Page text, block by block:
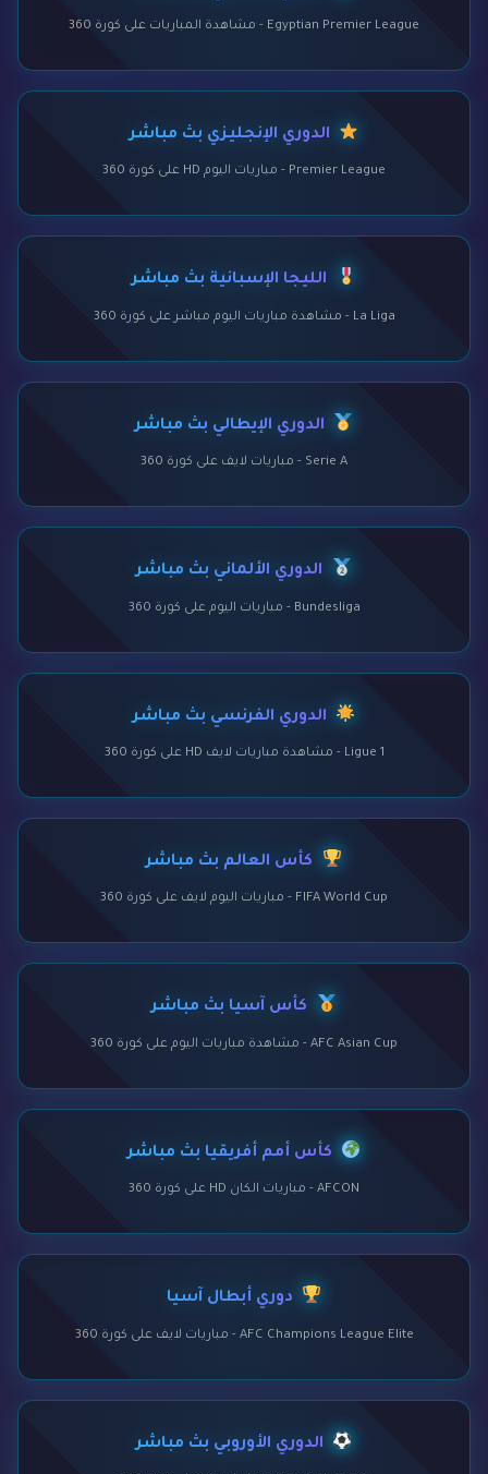
Egyptian Premier League - مشاهدة المباريات على كورة 360
الدوري الإنجليزي بث مباشر
Premier League - مباريات اليوم HD على كورة 360
الليجا الإسبانية بث مباشر
La Liga - مشاهدة مباريات اليوم مباشر على كورة 360
الدوري الإيطالي بث مباشر
Serie A - مباريات لايف على كورة 360
الدوري الألماني بث مباشر
Bundesliga - مباريات اليوم على كورة 360
الدوري الفرنسي بث مباشر
Ligue 1 - مشاهدة مباريات لايف HD على كورة 360
كأس العالم بث مباشر
FIFA World Cup - مباريات اليوم لايف على كورة 360
كأس آسيا بث مباشر
AFC Asian Cup - مشاهدة مباريات اليوم على كورة 360
كأس أمم أفريقيا بث مباشر
AFCON - مباريات الكان HD على كورة 360
دوري أبطال آسيا
AFC Champions League Elite - مباريات لايف على كورة 360
الدوري الأوروبي بث مباشر